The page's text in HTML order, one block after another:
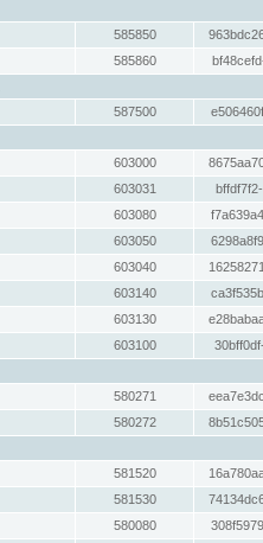
585850
585860
587500
603000
603031
603080
603050
603040
603140
603130
603100
580271
580272
581520
581530
580080